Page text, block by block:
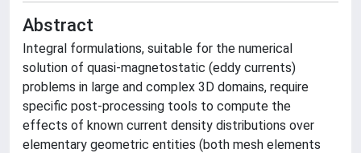
Abstract
Integral formulations, suitable for the numerical
solution of quasi-magnetostatic (eddy currents)
problems in large and complex 3D domains, require
specific post-processing tools to compute the
effects of known current density distributions over
elementary geometric entities (both mesh elements